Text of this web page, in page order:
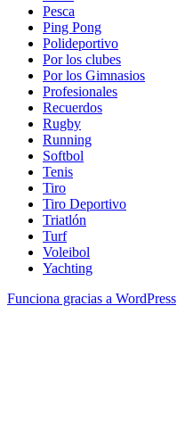
Pesca
Ping Pong
Polideportivo
Por los clubes
Por los Gimnasios
Profesionales
Recuerdos
Rugby
Running
Softbol
Tenis
Tiro
Tiro Deportivo
Triatlón
Turf
Voleibol
Yachting
Funciona gracias a WordPress